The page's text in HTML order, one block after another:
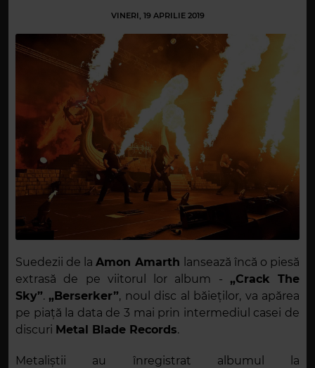
VINERI, 19 APRILIE 2019
Suedezii de laAmon Amarth lansează încă o piesă
extrasă de pe viitorul lor album - „Crack The
Sky”.„Berserker”, noul disc al băieților, va apărea
pe piață la data de 3 mai prin intermediul casei de
discuri Metal Blade Records.
Metaliștii au înregistrat albumul la